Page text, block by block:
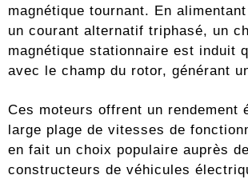
magnétique tournant. En
un courant alternatif triphasé, un
magnétique stationnaire est induit
avec le champ du rotor, générant
Ces moteurs offrent un rendement
large plage de vitesses de
en fait un choix populaire auprès
constructeurs de véhicules